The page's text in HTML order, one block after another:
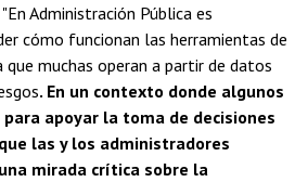
Administración Pública es
cómo funcionan las herramientas de
muchas operan a partir de datos
. En un contexto donde algunos
apoyar la toma de decisiones
las y los administradores
mirada crítica sobre la